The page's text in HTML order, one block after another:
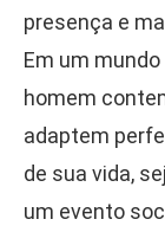
presença e
Em um
homem
adaptem
de sua vida,
um evento